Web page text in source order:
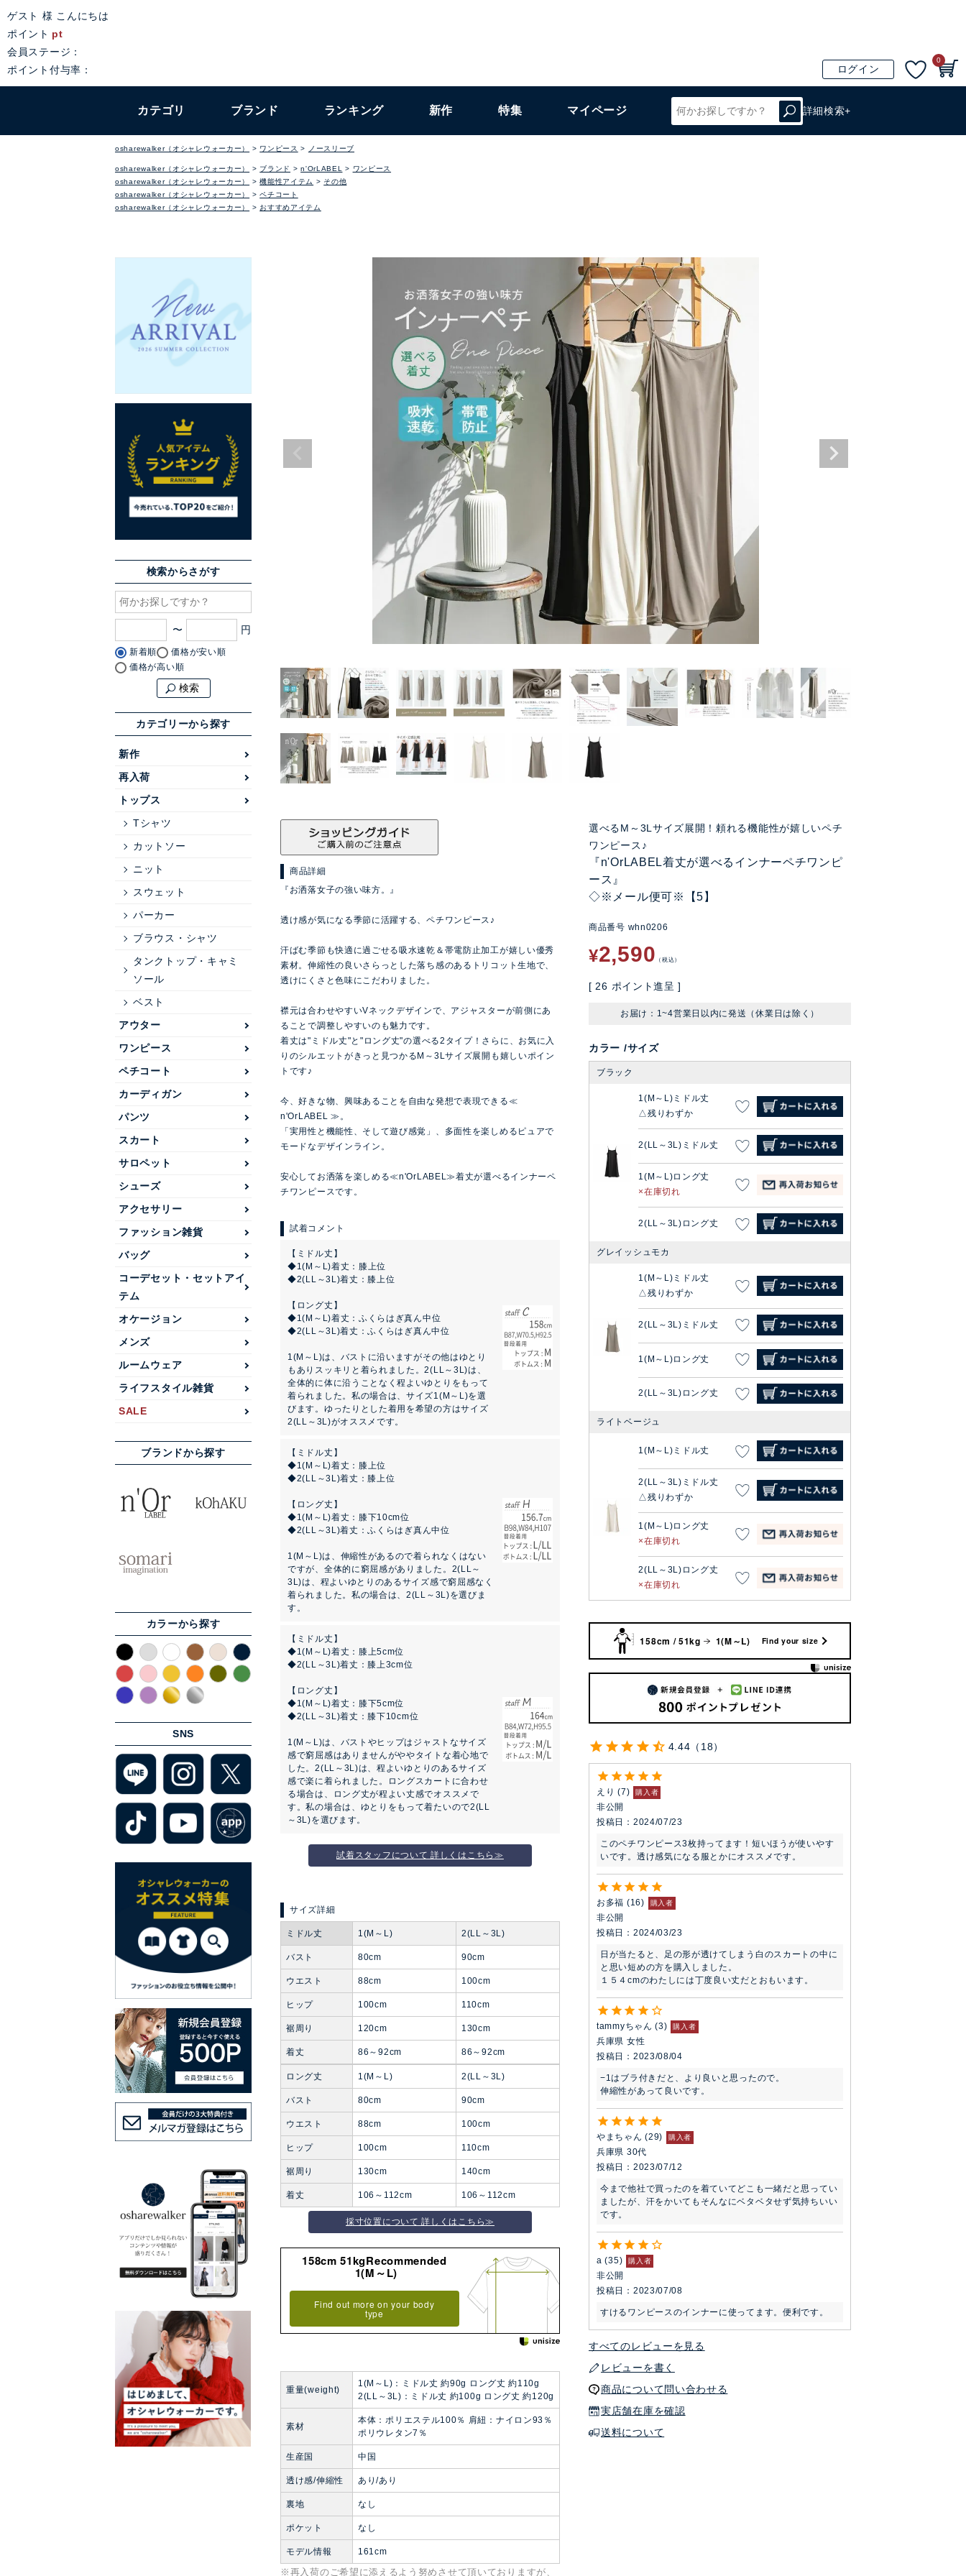
ゲスト 様 こんにちは
ポイント pt
会員ステージ：
ポイント付与率：
ログイン
0
カテゴリ ブランド ランキング 新作 特集 マイページ 詳細検索+
osharewalker（オシャレウォーカー） ワンピース ノースリーブ
osharewalker（オシャレウォーカー） ブランド n'OrLABEL
ワンピース
osharewalker（オシャレウォーカー）
機能性アイテム
その他
osharewalker（オシャレウォーカー）
ペチコート
osharewalker（オシャレウォーカー）
おすすめアイテム
検索からさがす
〜
新着順
価格が安い順
価格が高い順
検索
カテゴリーから探す
新作
再入荷
トップス
Tシャツ
カットソー
ニット
スウェット
パーカー
ブラウス・シャツ
タンクトップ・キャミ
ソール
ベスト
アウター
ワンピース
ペチコート
カーディガン
パンツ
スカート
サロペット
シューズ
アクセサリー
ファッション雑貨
バッグ
コーデセット・セットアイ
テム
オケージョン
メンズ
ルームウェア
ライフスタイル雑貨
SALE
ブランドから探す
カラーから探す
SNS
選べるM～3Lサイズ展開！頼れる機能性が嬉しいペチ
ワンピース♪
『n'OrLABEL着丈が選べるインナーペチワンピ
ース』
◇※メール便可※【5】
商品番号 whn0206
¥2,590 税込
[ 26 ポイント進呈 ]
お届け：1~4営業日以内に発送（休業日は除く）
カラー サイズ
ブラック
1(M～L)ミドル丈
残りわずか
2(LL～3L)ミドル丈
1(M～L)ロング丈
在庫切れ
2(LL～3L)ロング丈
グレイッシュモカ
1(M～L)ミドル丈
残りわずか
2(LL～3L)ミドル丈
1(M～L)ロング丈
2(LL～3L)ロング丈
ライトベージュ
1(M～L)ミドル丈
2(LL～3L)ミドル丈
残りわずか
1(M～L)ロング丈
在庫切れ
2(LL～3L)ロング丈
在庫切れ
158cm / 51kg 1(M～L) Find your size
4.44 18
えり 7 購入者
非公開
投稿日
2024/07/23
このペチワンピース3枚持ってます！短いほうが使いやす
いです。透け感気になる服とかにオススメです。
お多福 16 購入者
非公開
投稿日
2024/03/23
日が当たると、足の形が透けてしまう白のスカートの中に
と思い短めの方を購入しました。
１５４cmのわたしには丁度良い丈だとおもいます。
tammyちゃん 3 購入者
兵庫県 女性
投稿日
2023/08/04
−1はブラ付きだと、より良いと思ったので。
伸縮性があって良いです。
やまちゃん 29 購入者
兵庫県 30代
投稿日
2023/07/12
今まで他社で買ったのを着ていてどこも一緒だと思ってい
ましたが、汗をかいてもそんなにベタベタせず気持ちいい
です。
a 35 購入者
非公開
投稿日
2023/07/08
すけるワンピースのインナーに使ってます。便利です。
すべてのレビューを見る
レビューを書く
商品について問い合わせる
実店舗在庫を確認
送料について
商品詳細
『お洒落女子の強い味方。』
透け感が気になる季節に活躍する、ペチワンピース♪
汗ばむ季節も快適に過ごせる吸水速乾＆帯電防止加工が嬉しい優秀
素材。伸縮性の良いさらっとした落ち感のあるトリコット生地で、
透けにくさと色味にこだわりました。
襟元は合わせやすいVネックデザインで、アジャスターが前側にあ
ることで調整しやすいのも魅力です。
着丈は"ミドル丈"と"ロング丈"の選べる2タイプ！さらに、お気に入
りのシルエットがきっと見つかるM～3Lサイズ展開も嬉しいポイン
トです♪
今、好きな物、興味あることを自由な発想で表現できる≪
n'OrLABEL ≫。
「実用性と機能性、そして遊び感覚」、多面性を楽しめるピュアで
モードなデザインライン。
安心してお洒落を楽しめる≪n'OrLABEL≫着丈が選べるインナーペ
チワンピースです。
【ミドル丈】
◆1(M～L)着丈：膝上位
◆2(LL～3L)着丈：膝上位
【ロング丈】
◆1(M～L)着丈：ふくらはぎ真ん中位
◆2(LL～3L)着丈：ふくらはぎ真ん中位
1(M～L)は、バストに沿いますがその他はゆとり
もありスッキリと着られました。2(LL～3L)は、
全体的に体に沿うことなく程よいゆとりをもって
着られました。私の場合は、サイズ1(M～L)を選
びます。ゆったりとした着用を希望の方はサイズ
2(LL～3L)がオススメです。
【ミドル丈】
◆1(M～L)着丈：膝上位
◆2(LL～3L)着丈：膝上位
【ロング丈】
◆1(M～L)着丈：膝下10cm位
◆2(LL～3L)着丈：ふくらはぎ真ん中位
1(M～L)は、伸縮性があるので着られなくはない
ですが、全体的に窮屈感がありました。2(LL～
3L)は、程よいゆとりのあるサイズ感で窮屈感なく
着られました。私の場合は、2(LL～3L)を選びま
す。
【ミドル丈】
◆1(M～L)着丈：膝上5cm位
◆2(LL～3L)着丈：膝上3cm位
【ロング丈】
◆1(M～L)着丈：膝下5cm位
◆2(LL～3L)着丈：膝下10cm位
1(M～L)は、バストやヒップはジャストなサイズ
感で窮屈感はありませんがややタイトな着心地で
した。2(LL～3L)は、程よいゆとりのあるサイズ
感で楽に着られました。ロングスカートに合わせ
る場合は、ロング丈が程よい丈感でオススメで
す。私の場合は、ゆとりをもって着たいので2(LL
～3L)を選びます。
試着スタッフについて 詳しくはこちら≫
ミドル丈 1(M～L) 2(LL～3L)
バスト 80cm 90cm
ウエスト 88cm 100cm
ヒップ 100cm 110cm
裾周り 120cm 130cm
着丈 86～92cm 86～92cm
ロング丈 1(M～L) 2(LL～3L)
バスト 80cm 90cm
ウエスト 88cm 100cm
ヒップ 100cm 110cm
裾周り 130cm 140cm
着丈 106～112cm 106～112cm
採寸位置について 詳しくはこちら≫
158cm 51kgRecommended
1(M～L)
Find out more on your body
type
重量(weight)
1(M～L)：ミドル丈 約90g ロング丈 約110g
2(LL～3L)：ミドル丈 約100g ロング丈 約120g
素材
本体：ポリエステル100％ 肩紐：ナイロン93％
ポリウレタン7％
生産国 中国
透け感/伸縮性 あり/あり
裏地 なし
ポケット なし
モデル情報 161cm
※再入荷のご希望に添えるよう努めさせて頂いておりますが、